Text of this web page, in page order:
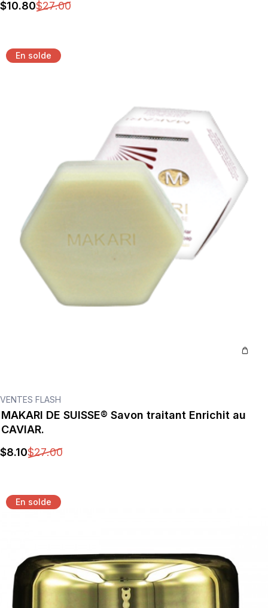
$10.80$27.00
En solde
VENTES FLASH
MAKARI DE SUISSE® Savon traitant Enrichit au
CAVIAR.
$8.10$27.00
En solde